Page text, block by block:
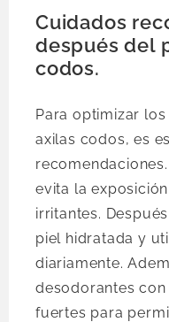
Cuidados
después del
codos.
Para optimizar
axilas codos, es
evita la
irritantes.
piel hidratada y
diariamente.
desodorantes
fuertes para